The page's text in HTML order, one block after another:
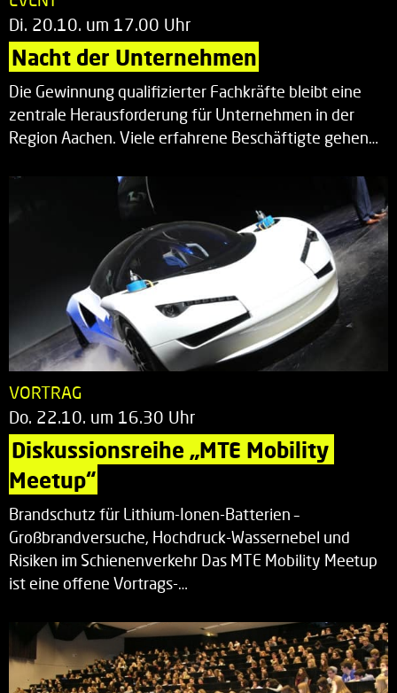
Di. 20.10. um 17.00 Uhr
Nacht der Unternehmen
Die Gewinnung qualifizierter Fachkräfte bleibt eine
zentrale Herausforderung für Unternehmen in der
Region Aachen. Viele erfahrene Beschäftigte gehen…
VORTRAG
Do. 22.10. um 16.30 Uhr
Diskussionsreihe „MTE Mobility
Meetup“
Brandschutz für Lithium-Ionen-Batterien –
Großbrandversuche, Hochdruck-Wassernebel und
Risiken im Schienenverkehr Das MTE Mobility Meetup
ist eine offene Vortrags-…